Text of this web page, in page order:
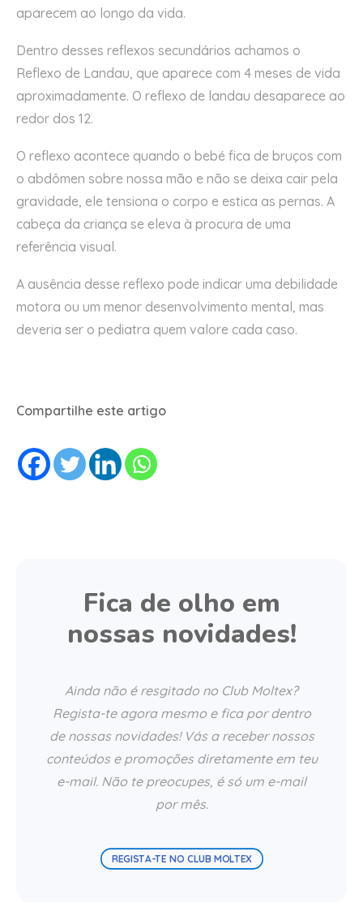
aparecem ao longo da vida.
Dentro desses reflexos secundários achamos o
Reflexo de Landau, que aparece com 4 meses de vida
aproximadamente. O reflexo de landau desaparece ao
redor dos 12.
O reflexo acontece quando o bebé fica de bruços com
o abdômen sobre nossa mão e não se deixa cair pela
gravidade, ele tensiona o corpo e estica as pernas. A
cabeça da criança se eleva à procura de uma
referência visual.
A ausência desse reflexo pode indicar uma debilidade
motora ou um menor desenvolvimento mental, mas
deveria ser o pediatra quem valore cada caso.
Compartilhe este artigo
Fica de olho em
nossas novidades!
Ainda não é resgitado no Club Moltex?
Regista-te agora mesmo e fica por dentro
de nossas novidades! Vás a receber nossos
conteúdos e promoções diretamente em teu
e-mail. Não te preocupes, é só um e-mail
por mês.
REGISTA-TE NO CLUB MOLTEX